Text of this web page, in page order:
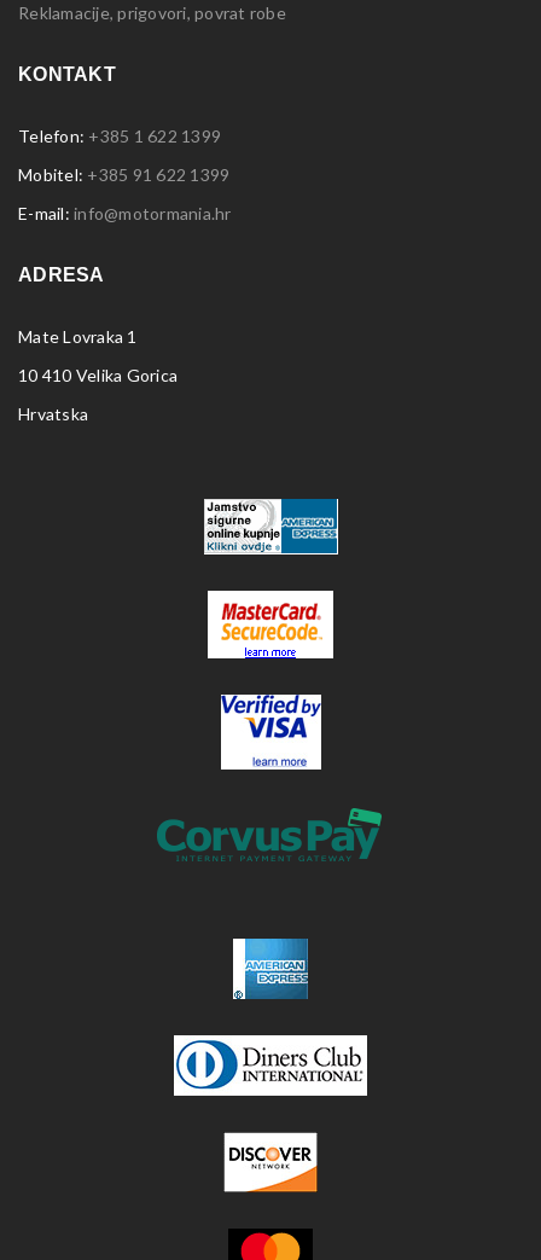
Reklamacije, prigovori, povrat robe
KONTAKT
Telefon: +385 1 622 1399
Mobitel: +385 91 622 1399
E-mail: info@motormania.hr
ADRESA
Mate Lovraka 1
10 410 Velika Gorica
Hrvatska